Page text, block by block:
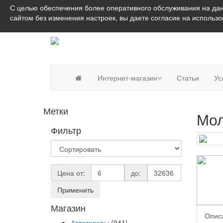
Интернет-магазин Статьи
Метки
Фильтр
Цена от:
до:
Применить
Магазин
С целью обеспечения более оперативного обслуживания на
сайтом без изменения настроек, вы даете согласие на